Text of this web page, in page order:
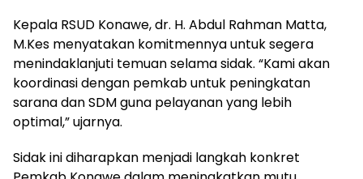
Kepala RSUD Konawe, dr. H. Abdul Rahman Matta,
M.Kes menyatakan komitmennya untuk segera
menindaklanjuti temuan selama sidak. “Kami akan
koordinasi dengan pemkab untuk peningkatan
sarana dan SDM guna pelayanan yang lebih
optimal,” ujarnya.
Sidak ini diharapkan menjadi langkah konkret